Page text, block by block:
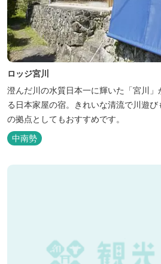
ロッジ宮川
澄んだ川の水質日本一に輝いた「宮川
る日本家屋の宿。きれいな清流で川遊
の拠点としてもおすすめです。
中南勢